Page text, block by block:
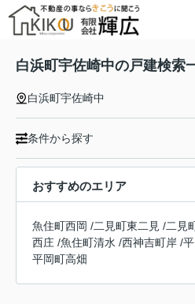
白浜町宇佐崎中の戸建検索
白浜町宇佐崎中
条件から探す
おすすめのエリア
魚住町西岡 /二見町東二見 /二見
西庄 /魚住町清水 /西神吉町岸 /
平岡町高畑